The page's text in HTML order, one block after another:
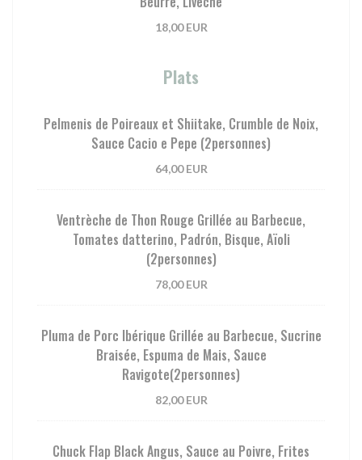
18,00 EUR
Plats
Pelmenis de Poireaux et Shiitake, Crumble de Noix,
Sauce Cacio e Pepe (2personnes)
64,00 EUR
Ventrèche de Thon Rouge Grillée au Barbecue,
Tomates datterino, Padrón, Bisque, Aïoli
(2personnes)
78,00 EUR
Pluma de Porc Ibérique Grillée au Barbecue, Sucrine
Braisée, Espuma de Mais, Sauce
Ravigote(2personnes)
82,00 EUR
Chuck Flap Black Angus, Sauce au Poivre, Frites